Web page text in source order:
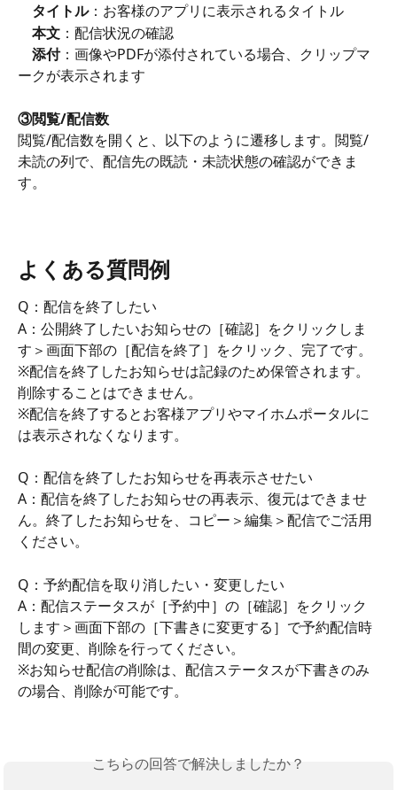
タイトル：お客様のアプリに表示されるタイトル
本文 ：配信状況の確認
添付：画像やPDFが添付されている場合、クリップマ
ークが表示されます
③閲覧/配信数
閲覧/配信数を開くと、以下のように遷移します。閲覧/
未読の列で、配信先の既読・未読状態の確認ができま
す。
よくある質問例
Q：配信を終了したい
A：公開終了したいお知らせの［確認］をクリックしま
す＞画面下部の［配信を終了］をクリック、完了です。
※配信を終了したお知らせは記録のため保管されます。
削除することはできません。
※配信を終了するとお客様アプリやマイホムポータルに
は表示されなくなります。
Q：配信を終了したお知らせを再表示させたい
A：配信を終了したお知らせの再表示、復元はできませ
ん。終了したお知らせを、コピー＞編集＞配信でご活用
ください。
Q：予約配信を取り消したい・変更したい
A：配信ステータスが［予約中］の［確認］をクリック
します＞画面下部の［下書きに変更する］で予約配信時
間の変更、削除を行ってください。
※お知らせ配信の削除は、配信ステータスが下書きのみ
の場合、削除が可能です。
こちらの回答で解決しましたか？